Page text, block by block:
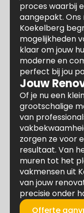
proces waarbij
aangepakt.
Koekelberg
mogelijkheden
klaar om jouw
moderne en
perfect bij jou
Jouw
Of je nu een
grootschalige
van
zorgen ze voor
resultaat. Van
muren tot het
vakmensen uit
van jouw
precisie onder
Offerte